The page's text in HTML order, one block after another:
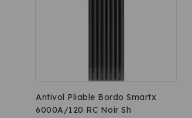
Antivol Pliable Bordo Smartx
6000A/120 RC Noir Sh